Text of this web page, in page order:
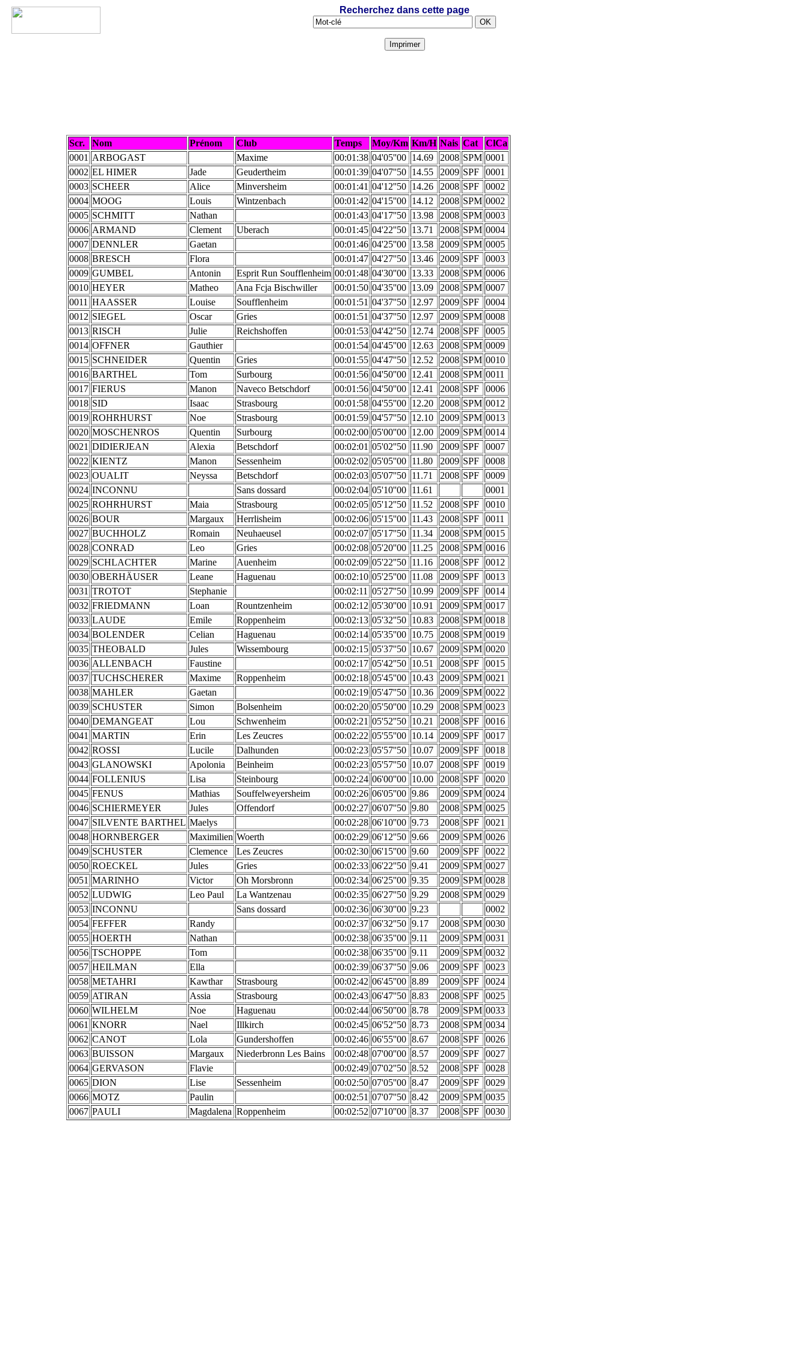
Recherchez dans cette page
Scr. Nom Prénom Club Temps Moy/Km Km/H Nais Cat
ClCa
0001 ARBOGAST Maxime 00:01:38 04'05''00 14.69 2008 SPM 0001
0002 EL HIMER Jade Geudertheim 00:01:39 04'07''50 14.55 2009 SPF
0001
0003 SCHEER Alice Minversheim 00:01:41 04'12''50 14.26 2008 SPF
0002
0004 MOOG Louis Wintzenbach 00:01:42 04'15''00 14.12 2008 SPM 0002
0005 SCHMITT Nathan 00:01:43 04'17''50 13.98 2008 SPM 0003
0006 ARMAND Clement Uberach 00:01:45 04'22''50 13.71 2008 SPM 0004
0007 DENNLER Gaetan 00:01:46 04'25''00 13.58 2009 SPM 0005
0008 BRESCH Flora 00:01:47 04'27''50 13.46 2009 SPF
0003
0009 GUMBEL Antonin Esprit Run Soufflenheim 00:01:48 04'30''00 13.33 2008 SPM 0006
0010 HEYER Matheo Ana Fcja Bischwiller 00:01:50 04'35''00 13.09 2008 SPM 0007
0011 HAASSER Louise Soufflenheim 00:01:51 04'37''50 12.97 2009 SPF
0004
0012 SIEGEL Oscar Gries 00:01:51 04'37''50 12.97 2009 SPM 0008
0013 RISCH Julie Reichshoffen 00:01:53 04'42''50 12.74 2008 SPF
0005
0014 OFFNER Gauthier 00:01:54 04'45''00 12.63 2008 SPM 0009
0015 SCHNEIDER Quentin Gries 00:01:55 04'47''50 12.52 2008 SPM 0010
0016 BARTHEL Tom Surbourg 00:01:56 04'50''00 12.41 2008 SPM 0011
0017 FIERUS Manon Naveco Betschdorf 00:01:56 04'50''00 12.41 2008 SPF
0006
0018 SID Isaac Strasbourg 00:01:58 04'55''00 12.20 2008 SPM 0012
0019 ROHRHURST Noe Strasbourg 00:01:59 04'57''50 12.10 2009 SPM 0013
0020 MOSCHENROS Quentin Surbourg 00:02:00 05'00''00 12.00 2009 SPM 0014
0021 DIDIERJEAN Alexia Betschdorf 00:02:01 05'02''50 11.90 2009 SPF
0007
0022 KIENTZ Manon Sessenheim 00:02:02 05'05''00 11.80 2009 SPF
0008
0023 OUALIT Neyssa Betschdorf 00:02:03 05'07''50 11.71 2008 SPF
0009
0024 INCONNU Sans dossard 00:02:04 05'10''00 11.61
0001
0025 ROHRHURST Maia Strasbourg 00:02:05 05'12''50 11.52 2008 SPF
0010
0026 BOUR Margaux Herrlisheim 00:02:06 05'15''00 11.43 2008 SPF
0011
0027 BUCHHOLZ Romain Neuhaeusel 00:02:07 05'17''50 11.34 2008 SPM 0015
0028 CONRAD Leo Gries 00:02:08 05'20''00 11.25 2008 SPM 0016
0029 SCHLACHTER Marine Auenheim 00:02:09 05'22''50 11.16 2008 SPF
0012
0030 OBERHÄUSER Leane Haguenau 00:02:10 05'25''00 11.08 2009 SPF
0013
0031 TROTOT Stephanie 00:02:11 05'27''50 10.99 2009 SPF
0014
0032 FRIEDMANN Loan Rountzenheim 00:02:12 05'30''00 10.91 2009 SPM 0017
0033 LAUDE Emile Roppenheim 00:02:13 05'32''50 10.83 2008 SPM 0018
0034 BOLENDER Celian Haguenau 00:02:14 05'35''00 10.75 2008 SPM 0019
0035 THEOBALD Jules Wissembourg 00:02:15 05'37''50 10.67 2009 SPM 0020
0036 ALLENBACH Faustine 00:02:17 05'42''50 10.51 2008 SPF
0015
0037 TUCHSCHERER Maxime Roppenheim 00:02:18 05'45''00 10.43 2009 SPM 0021
0038 MAHLER Gaetan 00:02:19 05'47''50 10.36 2009 SPM 0022
0039 SCHUSTER Simon Bolsenheim 00:02:20 05'50''00 10.29 2008 SPM 0023
0040 DEMANGEAT Lou Schwenheim 00:02:21 05'52''50 10.21 2008 SPF
0016
0041 MARTIN Erin Les Zeucres 00:02:22 05'55''00 10.14 2009 SPF
0017
0042 ROSSI Lucile Dalhunden 00:02:23 05'57''50 10.07 2009 SPF
0018
0043 GLANOWSKI Apolonia Beinheim 00:02:23 05'57''50 10.07 2008 SPF
0019
0044 FOLLENIUS Lisa Steinbourg 00:02:24 06'00''00 10.00 2008 SPF
0020
0045 FENUS Mathias Souffelweyersheim 00:02:26 06'05''00 9.86 2009 SPM 0024
0046 SCHIERMEYER Jules Offendorf 00:02:27 06'07''50 9.80 2008 SPM 0025
0047 SILVENTE BARTHEL Maelys 00:02:28 06'10''00 9.73 2008 SPF
0021
0048 HORNBERGER Maximilien Woerth 00:02:29 06'12''50 9.66 2009 SPM 0026
0049 SCHUSTER Clemence Les Zeucres 00:02:30 06'15''00 9.60 2009 SPF
0022
0050 ROECKEL Jules Gries 00:02:33 06'22''50 9.41 2009 SPM 0027
0051 MARINHO Victor Oh Morsbronn 00:02:34 06'25''00 9.35 2009 SPM 0028
0052 LUDWIG Leo Paul La Wantzenau 00:02:35 06'27''50 9.29 2008 SPM 0029
0053 INCONNU Sans dossard 00:02:36 06'30''00 9.23
0002
0054 FEFFER Randy 00:02:37 06'32''50 9.17 2008 SPM 0030
0055 HOERTH Nathan 00:02:38 06'35''00 9.11 2009 SPM 0031
0056 TSCHOPPE Tom 00:02:38 06'35''00 9.11 2009 SPM 0032
0057 HEILMAN Ella 00:02:39 06'37''50 9.06 2009 SPF
0023
0058 METAHRI Kawthar Strasbourg 00:02:42 06'45''00 8.89 2009 SPF
0024
0059 ATIRAN Assia Strasbourg 00:02:43 06'47''50 8.83 2008 SPF
0025
0060 WILHELM Noe Haguenau 00:02:44 06'50''00 8.78 2009 SPM 0033
0061 KNORR Nael Illkirch 00:02:45 06'52''50 8.73 2008 SPM 0034
0062 CANOT Lola Gundershoffen 00:02:46 06'55''00 8.67 2008 SPF
0026
0063 BUISSON Margaux Niederbronn Les Bains 00:02:48 07'00''00 8.57 2009 SPF
0027
0064 GERVASON Flavie 00:02:49 07'02''50 8.52 2008 SPF
0028
0065 DION Lise Sessenheim 00:02:50 07'05''00 8.47 2009 SPF
0029
0066 MOTZ Paulin 00:02:51 07'07''50 8.42 2009 SPM 0035
0067 PAULI Magdalena Roppenheim 00:02:52 07'10''00 8.37 2008 SPF 0030